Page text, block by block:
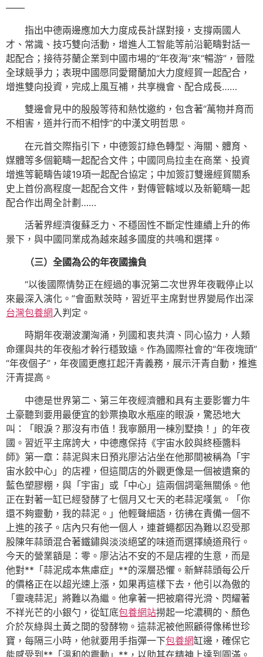
——
指出中德兩邊應加大力度成長計謀對接，支撐兩國人
才、常識、技巧雙向活動，增進人工智能等前沿範疇對話一
起配合；接待芬蘭企業到中國市場的“年夜海”來“暢游”，晉陞
全球競爭力；表現中國愿同愛爾蘭加大力度經貿一起配合，
增進雙向投資，完成上風互補，共享機會、配合成長……
雙邊會見中的殷殷等待和熱忱邀約，包含著“萬物并育而
不相害，道并行而不相悖”的中漢文明哲思。
在元首交際指引下，中德簽訂綠色轉型、海關、體育、
媒體等多個範疇一起配合文件；中國同烏拉圭在商業、投資
增進等範疇告竣19項一起配合協定；中加簽訂雙邊經貿關系
史上首份高程度一起配合文件，對傳管轄域以及新範疇一起
配合作出周全計劃……
活著界經濟復蘇乏力、不穩固性不斷定性連續上升的佈
景下，與中國同業成為越來越多國度的共鳴和選擇。
（三）全國為公的年夜國擔負
“以後國際情勢正在經過的事況第二次世界年夜戰停止以
來最深入演化。”會面默茨時，習近平主席對世界變局作出深
台灣包養網 入判定。
時期年夜潮波瀾洶涌，列國和衷共濟、同心協力，人類
命運與共的年夜船才幹行穩致遠。作為國際社會的“年夜塊頭”
“年夜個子”，年夜國更應扛起汗青義務，展示汗青自動，推進
汗青提高。
中德是世界第二、第三年夜經濟體和具有主要影響力牛
土豪聽到要用最便宜的鈔票換取水瓶座的眼淚，驚恐地大
叫：「眼淚？那沒有市值！我寧願用一棟別墅換！」的年夜
國。習近平主席誇大，中德應保持《宇宙水餃與終極醬料
師》第一章：蒜泥與末日預兆廖沾沾坐在他那間被稱為「宇
宙水餃中心」的店裡，但這間店的外觀更像是一個被遺棄的
藍色塑膠棚，與「宇宙」或「中心」這兩個詞毫無關係。他
正在對著一缸已經發酵了七個月又七天的老蒜泥嘆氣。「你
還不夠靈動，我的蒜泥。」他輕聲細語，彷彿在責備一個不
上進的孩子。店內只有他一個人，連蒼蠅都因為難以忍受那
股陳年蒜頭混合著鐵鏽與淡淡絕望的味道而選擇繞道飛行。
今天的營業額是：零。廖沾沾不安的不是店裡的生意，而是
他對**「蒜泥成本焦慮症」**的深層恐懼。新鮮蒜頭每公斤
的價格正在以超光速上漲，如果再這樣下去，他引以為傲的
「靈魂蒜泥」將難以為繼。他拿著一把被磨得光滑、閃耀著
不祥光芒的小銀勺，從缸底包養網站撈起一坨濃稠的、顏色
介於灰綠與土黃之間的發酵物。這蒜泥被他照顧得像稀世珍
寶，每隔三小時，他就要用手指彈一下包養網缸邊，確保它
能感受到**「溫和的震動」**，以助其在精神上達到圓滿。